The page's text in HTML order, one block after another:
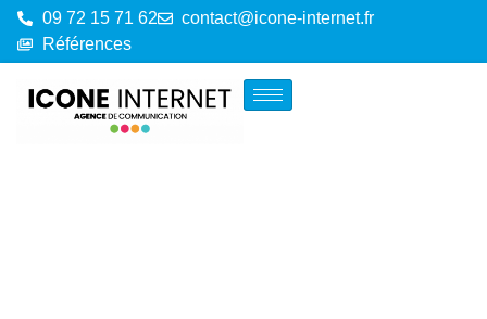
09 72 15 71 62
contact@icone-internet.fr
Références